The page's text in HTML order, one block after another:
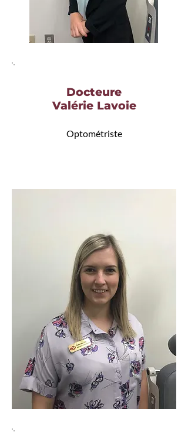
Docteure
Valérie Lavoie
Optométriste